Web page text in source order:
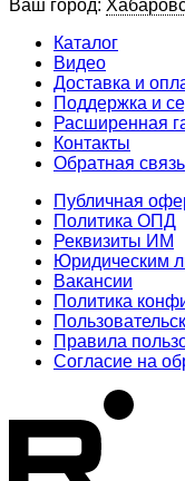
Ваш город:
Каталог
Видео
Доставка и
Поддержка и
Расширенная
Контакты
Обратная связь
Публичная
Политика ОПД
Реквизиты ИМ
Юридическим
Вакансии
Политика
Правила
Согласие на